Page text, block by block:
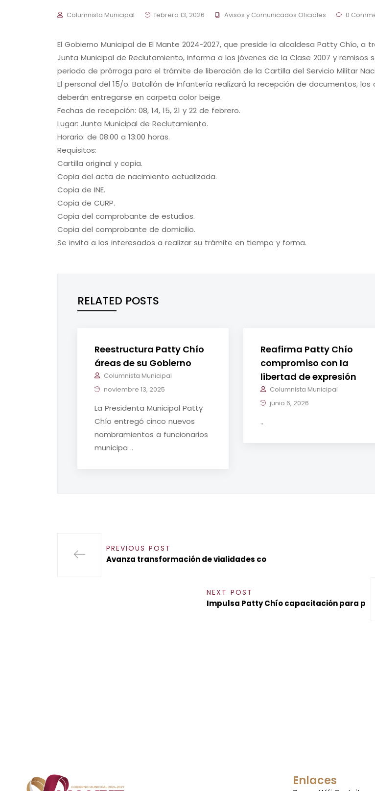
Columnista Municipal febrero 13, 2026 Avisos y Comunicados Oficiales 0
El Gobierno Municipal de El Mante 2024-2027, que preside la alcaldesa Patty Chío, a
Junta Municipal de Reclutamiento, informa a los jóvenes de la Clase 2007 y remisos
periodo de prórroga para el trámite de liberación de la Cartilla del Servicio Militar
El personal del 15/o. Batallón de Infantería realizará la recepción de documentos, los
deberán entregarse en carpeta color beige.
Fechas de recepción: 08, 14, 15, 21 y 22 de febrero.
Lugar: Junta Municipal de Reclutamiento.
Horario: de 08:00 a 13:00 horas.
Requisitos:
Cartilla original y copia.
Copia del acta de nacimiento actualizada.
Copia de INE.
Copia de CURP.
Copia del comprobante de estudios.
Copia del comprobante de domicilio.
Se invita a los interesados a realizar su trámite en tiempo y forma.
RELATED POSTS
Reestructura Patty Chío
áreas de su Gobierno
Columnista Municipal
noviembre 13, 2025
La Presidenta Municipal Patty
Chío entregó cinco nuevos
nombramientos a funcionarios
municipa ..
Reafirma Patty Chío
compromiso con la
libertad de expresión
Columnista Municipal
junio 6, 2026
..
PREVIOUS POST
Avanza transformación de vialidades co
NEXT POST
Impulsa Patty Chío capacitación para p
Enlaces